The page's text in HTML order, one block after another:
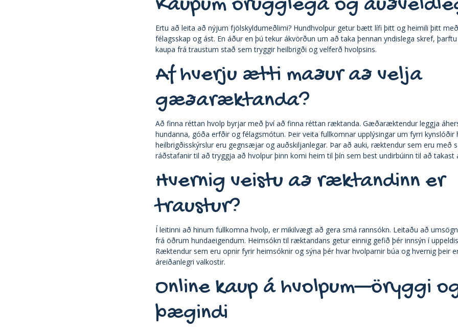
Kaupum örugglega og
Ertu að leita að nýjum fjölskyldumeðlimi? Hundhvolpur getur bætt lífi þitt og heimili þitt
félagsskap og ást. En áður en þú tekur ákvörðun um að taka þennan yndislega skref,
kaupa frá traustum stað sem tryggir heilbrigði og velferð hvolpsins.
Af hverju ætti maður að velja
gæðaræktanda?
Að finna réttan hvolp byrjar með því að finna réttan ræktanda. Gæðaræktendur leggja
hundanna, góða erfðir og félagsmótun. Þeir veita fullkomnar upplýsingar um fyrri kynslóðir
heilbrigðisskýrslur eru gegnsæjar og auðskiljanlegar. Þar að auki, ræktendur sem eru með
ráðstafanir til að tryggja að hvolpur þinn komi heim til þín sem best undirbúinn til að takast
Hvernig veistu að ræktandinn er
traustur?
Í leitinni að hinum fullkomna hvolp, er mikilvægt að gera smá rannsókn. Leitaðu að
frá öðrum hundaeigendum. Heimsókn til ræktandans getur einnig gefið þér innsýn í
Ræktendur sem eru opnir fyrir heimsóknir og sýna þér hvar hvolparnir búa og hvernig þeir
áreiðanlegri valkostir.
Online kaup á hvolpum—öryggi
þægindi